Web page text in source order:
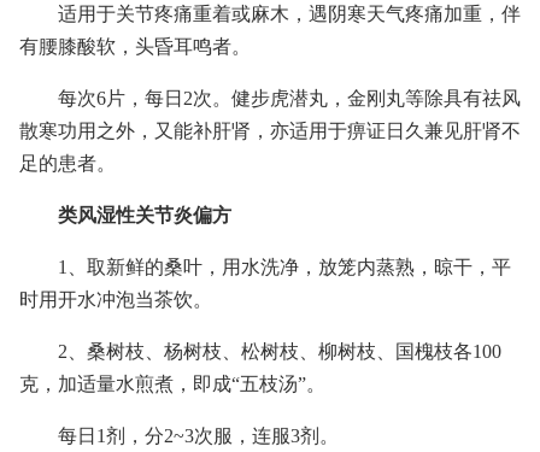
适用于关节疼痛重着或麻木，遇阴寒天气疼痛加重，伴
有腰膝酸软，头昏耳鸣者。
每次6片，每日2次。健步虎潜丸，金刚丸等除具有祛风
散寒功用之外，又能补肝肾，亦适用于痹证日久兼见肝肾不
足的患者。
类风湿性关节炎偏方
1、取新鲜的桑叶，用水洗净，放笼内蒸熟，晾干，平
时用开水冲泡当茶饮。
2、桑树枝、杨树枝、松树枝、柳树枝、国槐枝各100
克，加适量水煎煮，即成“五枝汤”。
每日1剂，分2~3次服，连服3剂。